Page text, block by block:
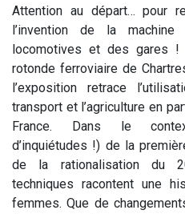
Attention au départ… pour
l’invention de la
locomotives et des gares
rotonde ferroviaire de
l’exposition retrace
transport et l’agriculture en
France. Dans le
d’inquiétudes !) de la
de la rationalisation du
techniques racontent une
femmes. Que de